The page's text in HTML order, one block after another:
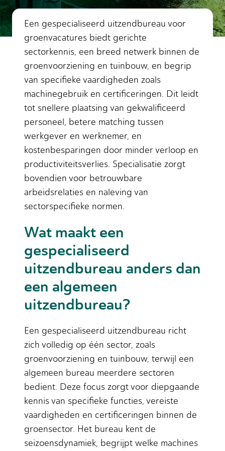
Een gespecialiseerd uitzendbureau voor
groenvacatures biedt gerichte
sectorkennis, een breed netwerk binnen de
groenvoorziening en tuinbouw, en begrip
van specifieke vaardigheden zoals
machinegebruik en certificeringen. Dit leidt
tot snellere plaatsing van gekwalificeerd
personeel, betere matching tussen
werkgever en werknemer, en
kostenbesparingen door minder verloop en
productiviteitsverlies. Specialisatie zorgt
bovendien voor betrouwbare
arbeidsrelaties en naleving van
sectorspecifieke normen.
Wat maakt een
gespecialiseerd
uitzendbureau anders dan
een algemeen
uitzendbureau?
Een gespecialiseerd uitzendbureau richt
zich volledig op één sector, zoals
groenvoorziening en tuinbouw, terwijl een
algemeen bureau meerdere sectoren
bedient. Deze focus zorgt voor diepgaande
kennis van specifieke functies, vereiste
vaardigheden en certificeringen binnen de
groensector. Het bureau kent de
seizoensdynamiek, begrijpt welke machines